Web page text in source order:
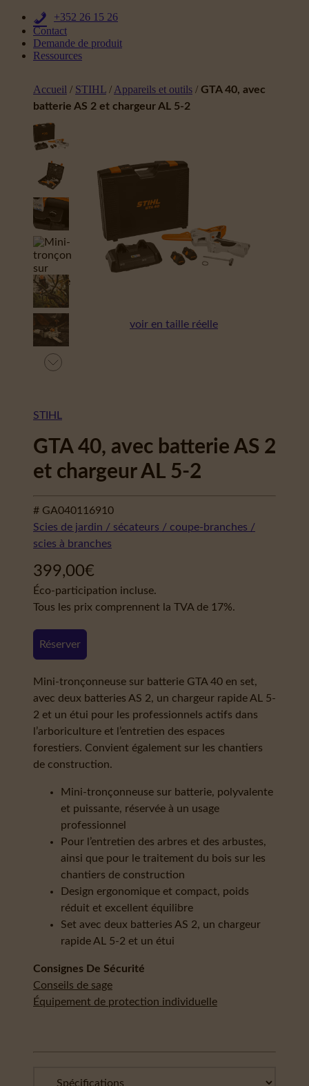
+352 26 15 26
Contact
Demande de produit
Ressources
Accueil / STIHL / Appareils et outils / GTA 40, avec
batterie AS 2 et chargeur AL 5-2
voir en taille réelle
STIHL
GTA 40, avec batterie AS 2
et chargeur AL 5-2
# GA040116910
Scies de jardin / sécateurs / coupe-branches /
scies à branches
399,00€
Éco-participation incluse.
Tous les prix comprennent la TVA de 17%.
Réserver
Mini-tronçonneuse sur batterie GTA 40 en set,
avec deux batteries AS 2, un chargeur rapide AL 5-
2 et un étui pour les professionnels actifs dans
l’arboriculture et l’entretien des espaces
forestiers. Convient également sur les chantiers
de construction.
Mini-tronçonneuse sur batterie, polyvalente
et puissante, réservée à un usage
professionnel
Pour l’entretien des arbres et des arbustes,
ainsi que pour le traitement du bois sur les
chantiers de construction
Design ergonomique et compact, poids
réduit et excellent équilibre
Set avec deux batteries AS 2, un chargeur
rapide AL 5-2 et un étui
Consignes De Sécurité
Conseils de sage
Équipement de protection individuelle